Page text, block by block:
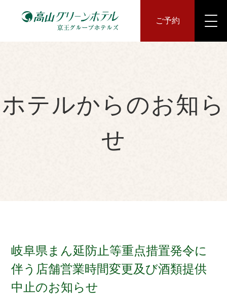
ご予約
ホテルからのお知ら
せ
岐阜県まん延防止等重点措置発令に
伴う店舗営業時間変更及び酒類提供
中止のお知らせ